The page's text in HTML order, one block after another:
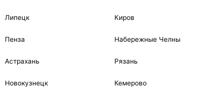
Липецк Киров
Пенза Набережные Челны
Астрахань Рязань
Новокузнецк Кемерово